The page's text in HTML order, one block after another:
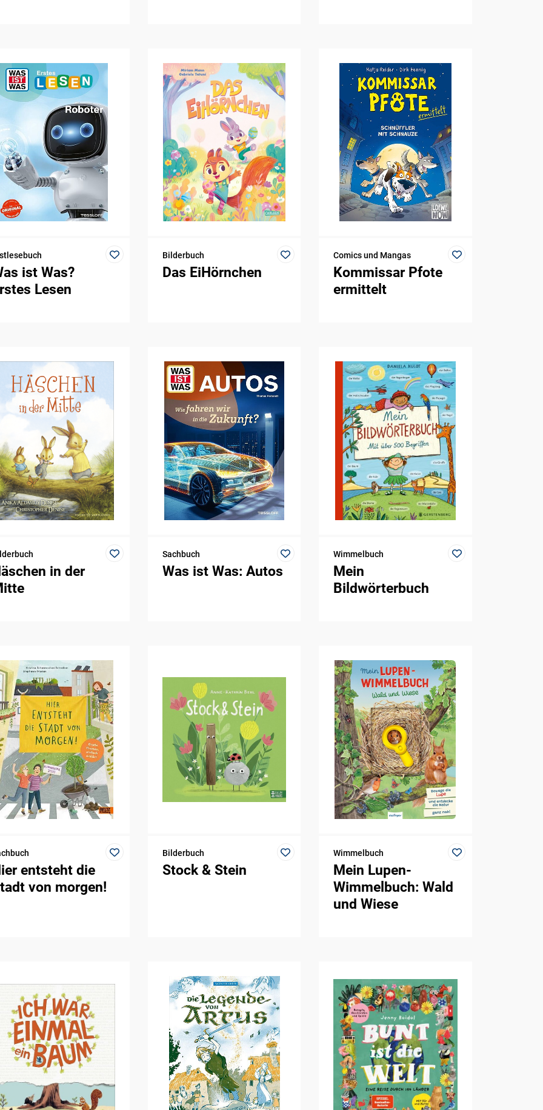
ist Was?
Lesen
Bilderbuch
Das EiHörnchen
Comics und Mangas
Kommissar Pfote
ermittelt
in der
Sachbuch
Was ist Was: Autos
Wimmelbuch
Mein
Bildwörterbuch
entsteht die
von morgen!
Bilderbuch
Stock & Stein
Wimmelbuch
Mein Lupen-
Wimmelbuch: Wald
und Wiese